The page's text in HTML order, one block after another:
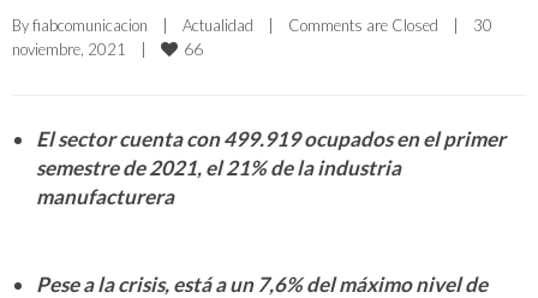
By fiabcomunicacion Actualidad Comments are Closed
30
noviembre, 2021
66
El sector cuenta con 499.919 ocupados en el primer
semestre de 2021, el 21% de la industria
manufacturera
Pese a la crisis, está a un 7,6% del máximo nivel de